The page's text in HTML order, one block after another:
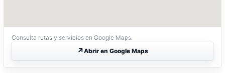
Consulta rutas y servicios en Google Maps.
Abrir en Google Maps